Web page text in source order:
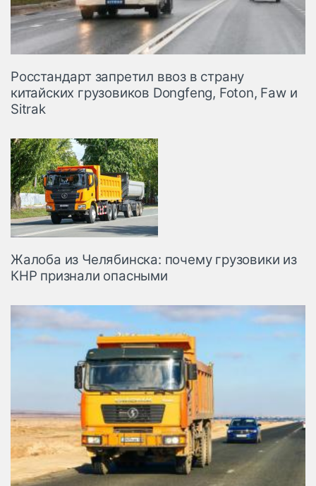
Росстандарт запретил ввоз в страну
китайских грузовиков Dongfeng, Foton, Faw и
Sitrak
Жалоба из Челябинска: почему грузовики из
КНР признали опасными